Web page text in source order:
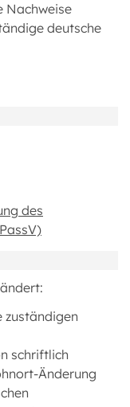
Nachweise
deutsche
des
zuständigen
schriftlich
Änderung